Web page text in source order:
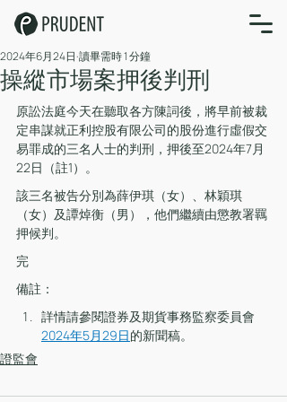
操縱市場案押後判刑
2024年6月24日 讀畢需時 1 分鐘
原訟法庭今天在聽取各方陳詞後，將早前被裁
定串謀就正利控股有限公司的股份進行虛假交
易罪成的三名人士的判刑，押後至2024年7月
22日（註1）。
該三名被告分別為薛伊琪（女）、林穎琪
（女）及譚焯衡（男），他們繼續由懲教署羈
押候判。
完
備註：
詳情請參閱證券及期貨事務監察委員會
2024年5月29日的新聞稿。
證監會